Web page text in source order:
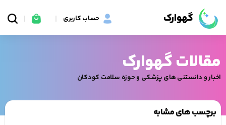
گهوارک حساب کاربری
مقالات گهوارک
اخبار و دانستنی های پزشکی و حوزه سلامت کودکان
برچسب های مشابه